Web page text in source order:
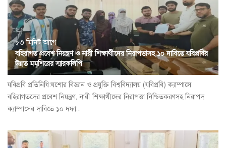
৫৩ মিনিট আগে
বহিরাগত প্রবেশ নিয়ন্ত্রণ ও নারী শিক্ষার্থীদের নিরাপত্তাসহ ১০ দাবিতে যবিপ্রবির
উন্নত মমশিরের স্মারকলিপি
যবিপ্রবি প্রতিনিধি:যশোর বিজ্ঞান ও প্রযুক্তি বিশ্ববিদ্যালয় (যবিপ্রবি) ক্যাম্পাসে
বহিরাগতদের প্রবেশ নিয়ন্ত্রণ, নারী শিক্ষার্থীদের নিরাপত্তা নিশ্চিতকরণসহ নিরাপদ
ক্যাম্পাসের দাবিতে ১০ দফা...